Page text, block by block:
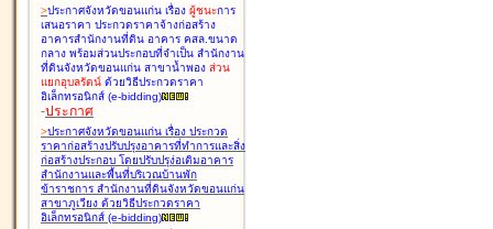
>ประกาศจังหวัดขอนแก่น เรื่อง ผู้ชนะการ
เสนอราคา ประกวดราคาจ้างก่อสร้าง
อาคารสำนักงานที่ดิน อาคาร คสล.ขนาด
กลาง พร้อมส่วนประกอบที่จำเป็น สำนักงาน
ที่ดินจังหวัดขอนแก่น สาขาน้ำพอง ส่วน
แยกอุบลรัตน์ ด้วยวิธีประกวดราคา
อิเล็กทรอนิกส์ (e-bidding)
-ประกาศ
>ประกาศจังหวัดขอนแก่น เรื่อง ประกวด
ราคาก่อสร้างปรับปรุงอาคารที่ทำการและสิ่ง
ก่อสร้างประกอบ โดยปรับปรุง่อเติมอาคาร
สำนักงานและพื้นที่บริเวณบ้านพัก
ข้าราชการ สำนักงานที่ดินจังหวัดขอนแก่น
สาขาภูเวียง ด้วยวิธีประกวดราคา
อิเล็กทรอนิกส์ (e-bidding)